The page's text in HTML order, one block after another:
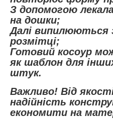
З допомогою
на дошки;
Далі випилюються
розмітці;
Готовий косоур
як шаблон для
штук.
Важливо! Від
надійність
економити на